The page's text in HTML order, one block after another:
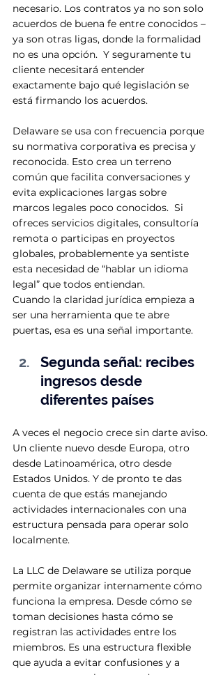
necesario. Los contratos ya no son solo
acuerdos de buena fe entre conocidos –
ya son otras ligas, donde la formalidad
no es una opción.  Y seguramente tu
cliente necesitará entender
exactamente bajo qué legislación se
está firmando los acuerdos.
Delaware se usa con frecuencia porque
su normativa corporativa es precisa y
reconocida. Esto crea un terreno
común que facilita conversaciones y
evita explicaciones largas sobre
marcos legales poco conocidos.  Si
ofreces servicios digitales, consultoría
remota o participas en proyectos
globales, probablemente ya sentiste
esta necesidad de “hablar un idioma
legal” que todos entiendan.
Cuando la claridad jurídica empieza a
ser una herramienta que te abre
puertas, esa es una señal importante.
Segunda señal: recibes
ingresos desde
diferentes países
A veces el negocio crece sin darte aviso.
Un cliente nuevo desde Europa, otro
desde Latinoamérica, otro desde
Estados Unidos. Y de pronto te das
cuenta de que estás manejando
actividades internacionales con una
estructura pensada para operar solo
localmente.
La LLC de Delaware se utiliza porque
permite organizar internamente cómo
funciona la empresa. Desde cómo se
toman decisiones hasta cómo se
registran las actividades entre los
miembros. Es una estructura flexible
que ayuda a evitar confusiones y a